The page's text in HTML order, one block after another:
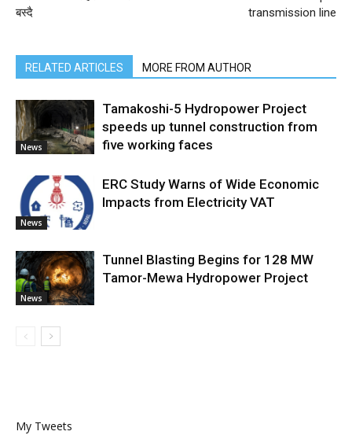
बस्दै
transmission line
RELATED ARTICLES MORE FROM AUTHOR
News
Tamakoshi-5 Hydropower Project
speeds up tunnel construction from
five working faces
News
ERC Study Warns of Wide Economic
Impacts from Electricity VAT
News
Tunnel Blasting Begins for 128 MW
Tamor-Mewa Hydropower Project
My Tweets